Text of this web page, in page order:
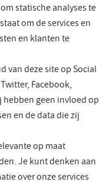
statische analyses te
om de services en
en klanten te
van deze site op Social
Facebook,
hebben geen invloed op
en de data die zij
op maat
Je kunt denken aan
over onze services